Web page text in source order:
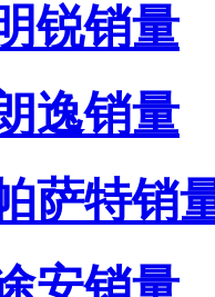
锐销量
逸销量
萨特销